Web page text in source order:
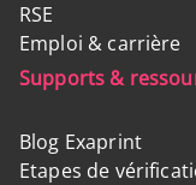
RSE
Emploi & carrière
Supports &
Blog Exaprint
Etapes de